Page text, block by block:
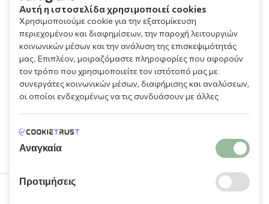
Αυτή η ιστοσελίδα χρησιμοποιεί cookies
Χρησιμοποιούμε cookie για την εξατομίκευση
περιεχομένου και διαφημίσεων, την παροχή λειτουργιών
κοινωνικών μέσων και την ανάλυση της επισκεψιμότητάς
μας. Επιπλέον, μοιραζόμαστε πληροφορίες που αφορούν
τον τρόπο που χρησιμοποιείτε τον ιστότοπό μας με
συνεργάτες κοινωνικών μέσων, διαφήμισης και αναλύσεων,
οι οποίοι ενδεχομένως να τις συνδυάσουν με άλλες
υπηρεσιών τους.
Αναγκαία
Προτιμήσεις